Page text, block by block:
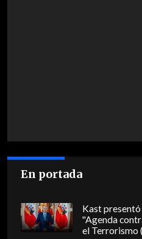
En portada
Kast presentó
"Agenda
el Terrorismo